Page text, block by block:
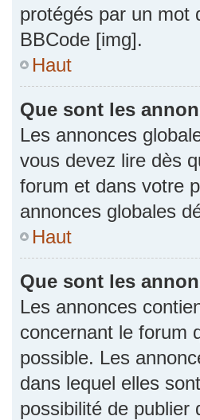
protégés par un mot
BBCode [img].
Haut
Que sont les
Les annonces
vous devez lire dès
forum et dans votre
annonces globales
Haut
Que sont les
Les annonces
concernant le forum
possible. Les
dans lequel elles
possibilité de publier